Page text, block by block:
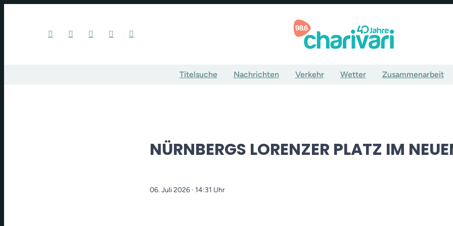
Titelsuche Nachrichten Verkehr Wetter Zusammenarbeit
NÜRNBERGS LORENZER PLATZ IM
06. Juli 2026 · 14:31 Uhr